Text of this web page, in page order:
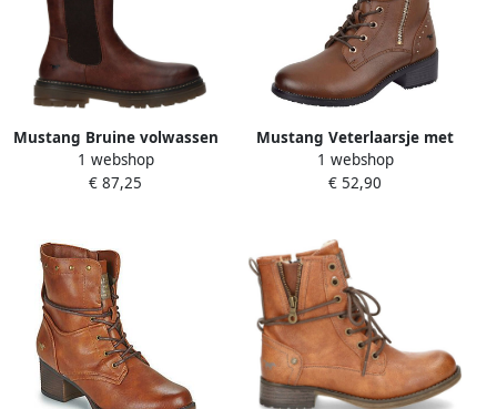
Mustang Bruine volwassen
laarzen voor diverse
activiteiten
1 webshop
€ 87,25
Mustang Veterlaarsje met
pat met gesp Cognac
1 webshop
€ 52,90